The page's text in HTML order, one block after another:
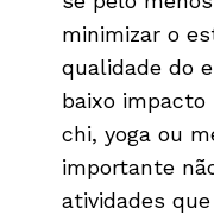
minimizar o
qualidade do
baixo
chi, yoga ou
importante
atividades